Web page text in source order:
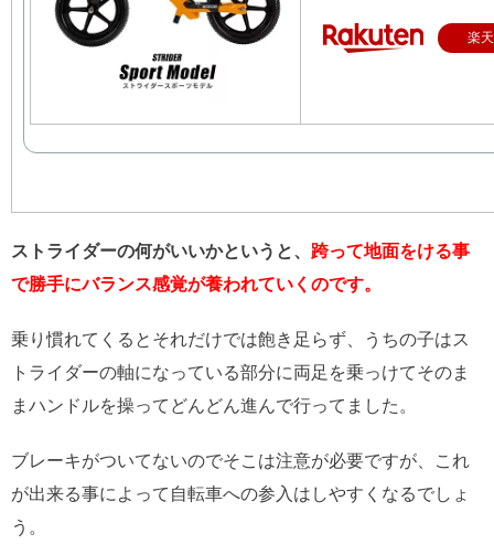
楽
ストライダーの何がいいかというと、 跨って地面をける事
で勝手にバランス感覚が養われていくのです。
乗り慣れてくるとそれだけでは飽き足らず、うちの子はス
トライダーの軸になっている部分に両足を乗っけてそのま
まハンドルを操ってどんどん進んで行ってました。
ブレーキがついてないのでそこは注意が必要ですが、これ
が出来る事によって自転車への参入はしやすくなるでしょ
う。